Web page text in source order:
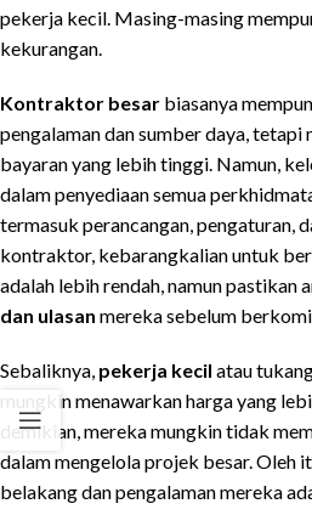
pekerja kecil. Masing-masing
kekurangan.
Kontraktor besar biasanya
pengalaman dan sumber daya, tetapi
bayaran yang lebih tinggi. Namun,
dalam penyediaan semua
termasuk perancangan, pengaturan,
kontraktor, kebarangkalian untuk
adalah lebih rendah, namun pastikan
dan ulasan mereka sebelum
Sebaliknya, pekerja kecil atau
mungkin menawarkan harga yang
demikian, mereka mungkin tidak
dalam mengelola projek besar. Oleh
belakang dan pengalaman mereka